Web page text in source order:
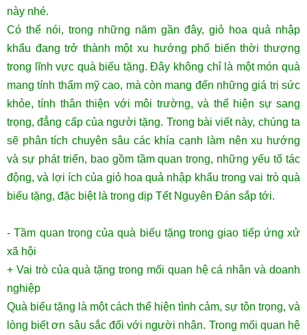
này nhé.
Có thể nói, trong những năm gần đây, giỏ hoa quả nhập
khẩu đang trở thành một xu hướng phổ biến thời thượng
trong lĩnh vực quà biếu tặng. Đây không chỉ là một món quà
mang tính thẩm mỹ cao, mà còn mang đến những giá trị sức
khỏe, tính thân thiện với môi trường, và thể hiện sự sang
trọng, đẳng cấp của người tặng. Trong bài viết này, chúng ta
sẽ phân tích chuyên sâu các khía cạnh làm nên xu hướng
và sự phát triển, bao gồm tầm quan trọng, những yếu tố tác
động, và lợi ích của giỏ hoa quả nhập khẩu trong vai trò quà
biếu tặng, đặc biệt là trong dịp Tết Nguyên Đán sắp tới.
- Tầm quan trọng của quà biếu tặng trong giao tiếp ứng xử
xã hội
+ Vai trò của quà tặng trong mối quan hệ cá nhân và doanh
nghiệp
Quà biếu tặng là một cách thể hiện tình cảm, sự tôn trọng, và
lòng biết ơn sâu sắc đối với người nhận. Trong mối quan hệ